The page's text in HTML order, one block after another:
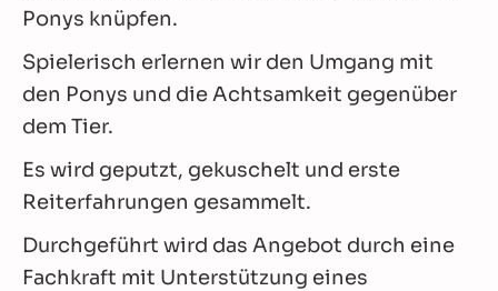
Ponys knüpfen.
Spielerisch erlernen wir den Umgang mit
den Ponys und die Achtsamkeit gegenüber
dem Tier.
Es wird geputzt, gekuschelt und erste
Reiterfahrungen gesammelt.
Durchgeführt wird das Angebot durch eine
Fachkraft mit Unterstützung eines